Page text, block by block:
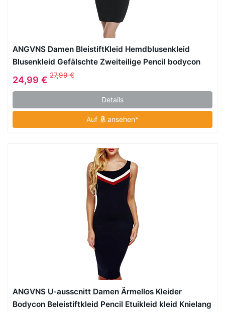
ANGVNS Damen BleistiftKleid Hemdblusenkleid
Blusenkleid Gefälschte Zweiteilige Pencil bodycon
Kariert Langarm Hemdkragen Business
Baumwollmischung
24,99 € 27,99 €
Details
Auf ansehen*
ANGVNS U-ausscnitt Damen Ärmellos Kleider
Bodycon Beleistiftkleid Pencil Etuikleid kleid Knielang